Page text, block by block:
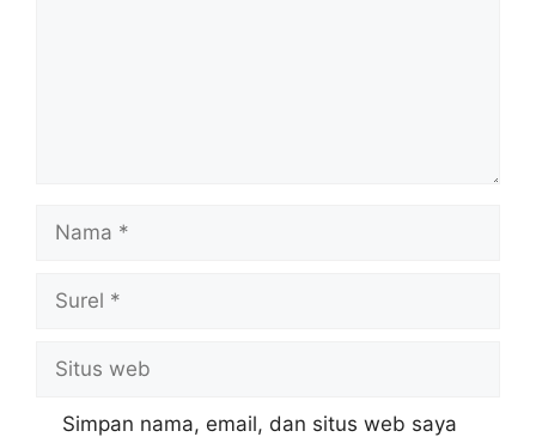
web
Simpan nama, email, dan situs web saya